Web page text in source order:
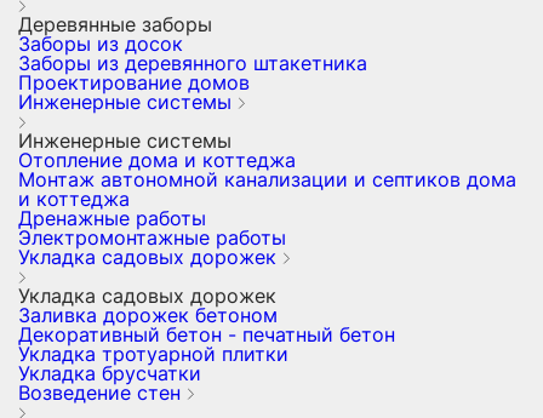
Деревянные заборы
Заборы из досок
Заборы из деревянного штакетника
Проектирование домов
Инженерные системы
Инженерные системы
Отопление дома и коттеджа
Монтаж автономной канализации и септиков дома
и коттеджа
Дренажные работы
Электромонтажные работы
Укладка садовых дорожек
Укладка садовых дорожек
Заливка дорожек бетоном
Декоративный бетон - печатный бетон
Укладка тротуарной плитки
Укладка брусчатки
Возведение стен